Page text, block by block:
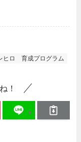
ヒロ 育成プログラム
！